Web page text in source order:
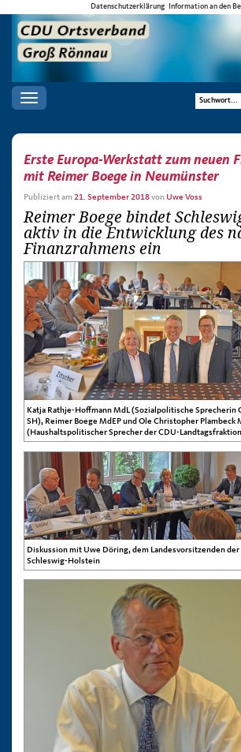
Datenschutzerklärung Information an den
Toggle
navigation
Erste Europa-Werkstatt zum neuen
mit Reimer Boege in Neumünster
Publiziert am 21. September 2018von Uwe Voss
Reimer Boege bindet
aktiv in die Entwicklung des
Finanzrahmens ein
Katja Rathje-Hoffmann MdL (Sozialpolitische Sprecherin
SH), Reimer Boege MdEP und Ole Christopher Plambeck
(Haushaltspolitischer Sprecher der CDU-
Diskussion mit Uwe Döring, dem Landesvorsitzenden
Schleswig-Holstein